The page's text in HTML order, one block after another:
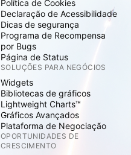
Política de Cookies
Declaração de Acessibilidade
Dicas de segurança
Programa de Recompensa
por Bugs
Página de Status
SOLUÇÕES PARA NEGÓCIOS
Widgets
Bibliotecas de gráficos
Lightweight Charts™
Gráficos Avançados
Plataforma de Negociação
OPORTUNIDADES DE
CRESCIMENTO